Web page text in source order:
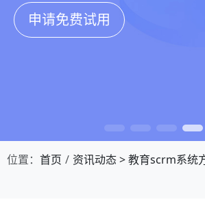
申请免费试用
申请免费试用
申请免费试用
申请免费试用
位置： 首页 资讯动态>教育scrm系统